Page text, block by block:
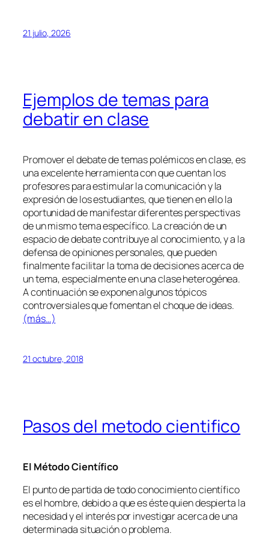
21 julio, 2026
Ejemplos de temas para
debatir en clase
Promover el debate de temas polémicos en clase, es
una excelente herramienta con que cuentan los
profesores para estimular la comunicación y la
expresión de los estudiantes, que tienen en ello la
oportunidad de manifestar diferentes perspectivas
de un mismo tema específico. La creación de un
espacio de debate contribuye al conocimiento, y a la
defensa de opiniones personales, que pueden
finalmente facilitar la toma de decisiones acerca de
un tema, especialmente en una clase heterogénea.
A continuación se exponen algunos tópicos
controversiales que fomentan el choque de ideas.
(más…)
21 octubre, 2018
Pasos del metodo cientifico
El Método Científico
El punto de partida de todo conocimiento científico
es el hombre, debido a que es éste quien despierta la
necesidad y el interés por investigar acerca de una
determinada situación o problema.